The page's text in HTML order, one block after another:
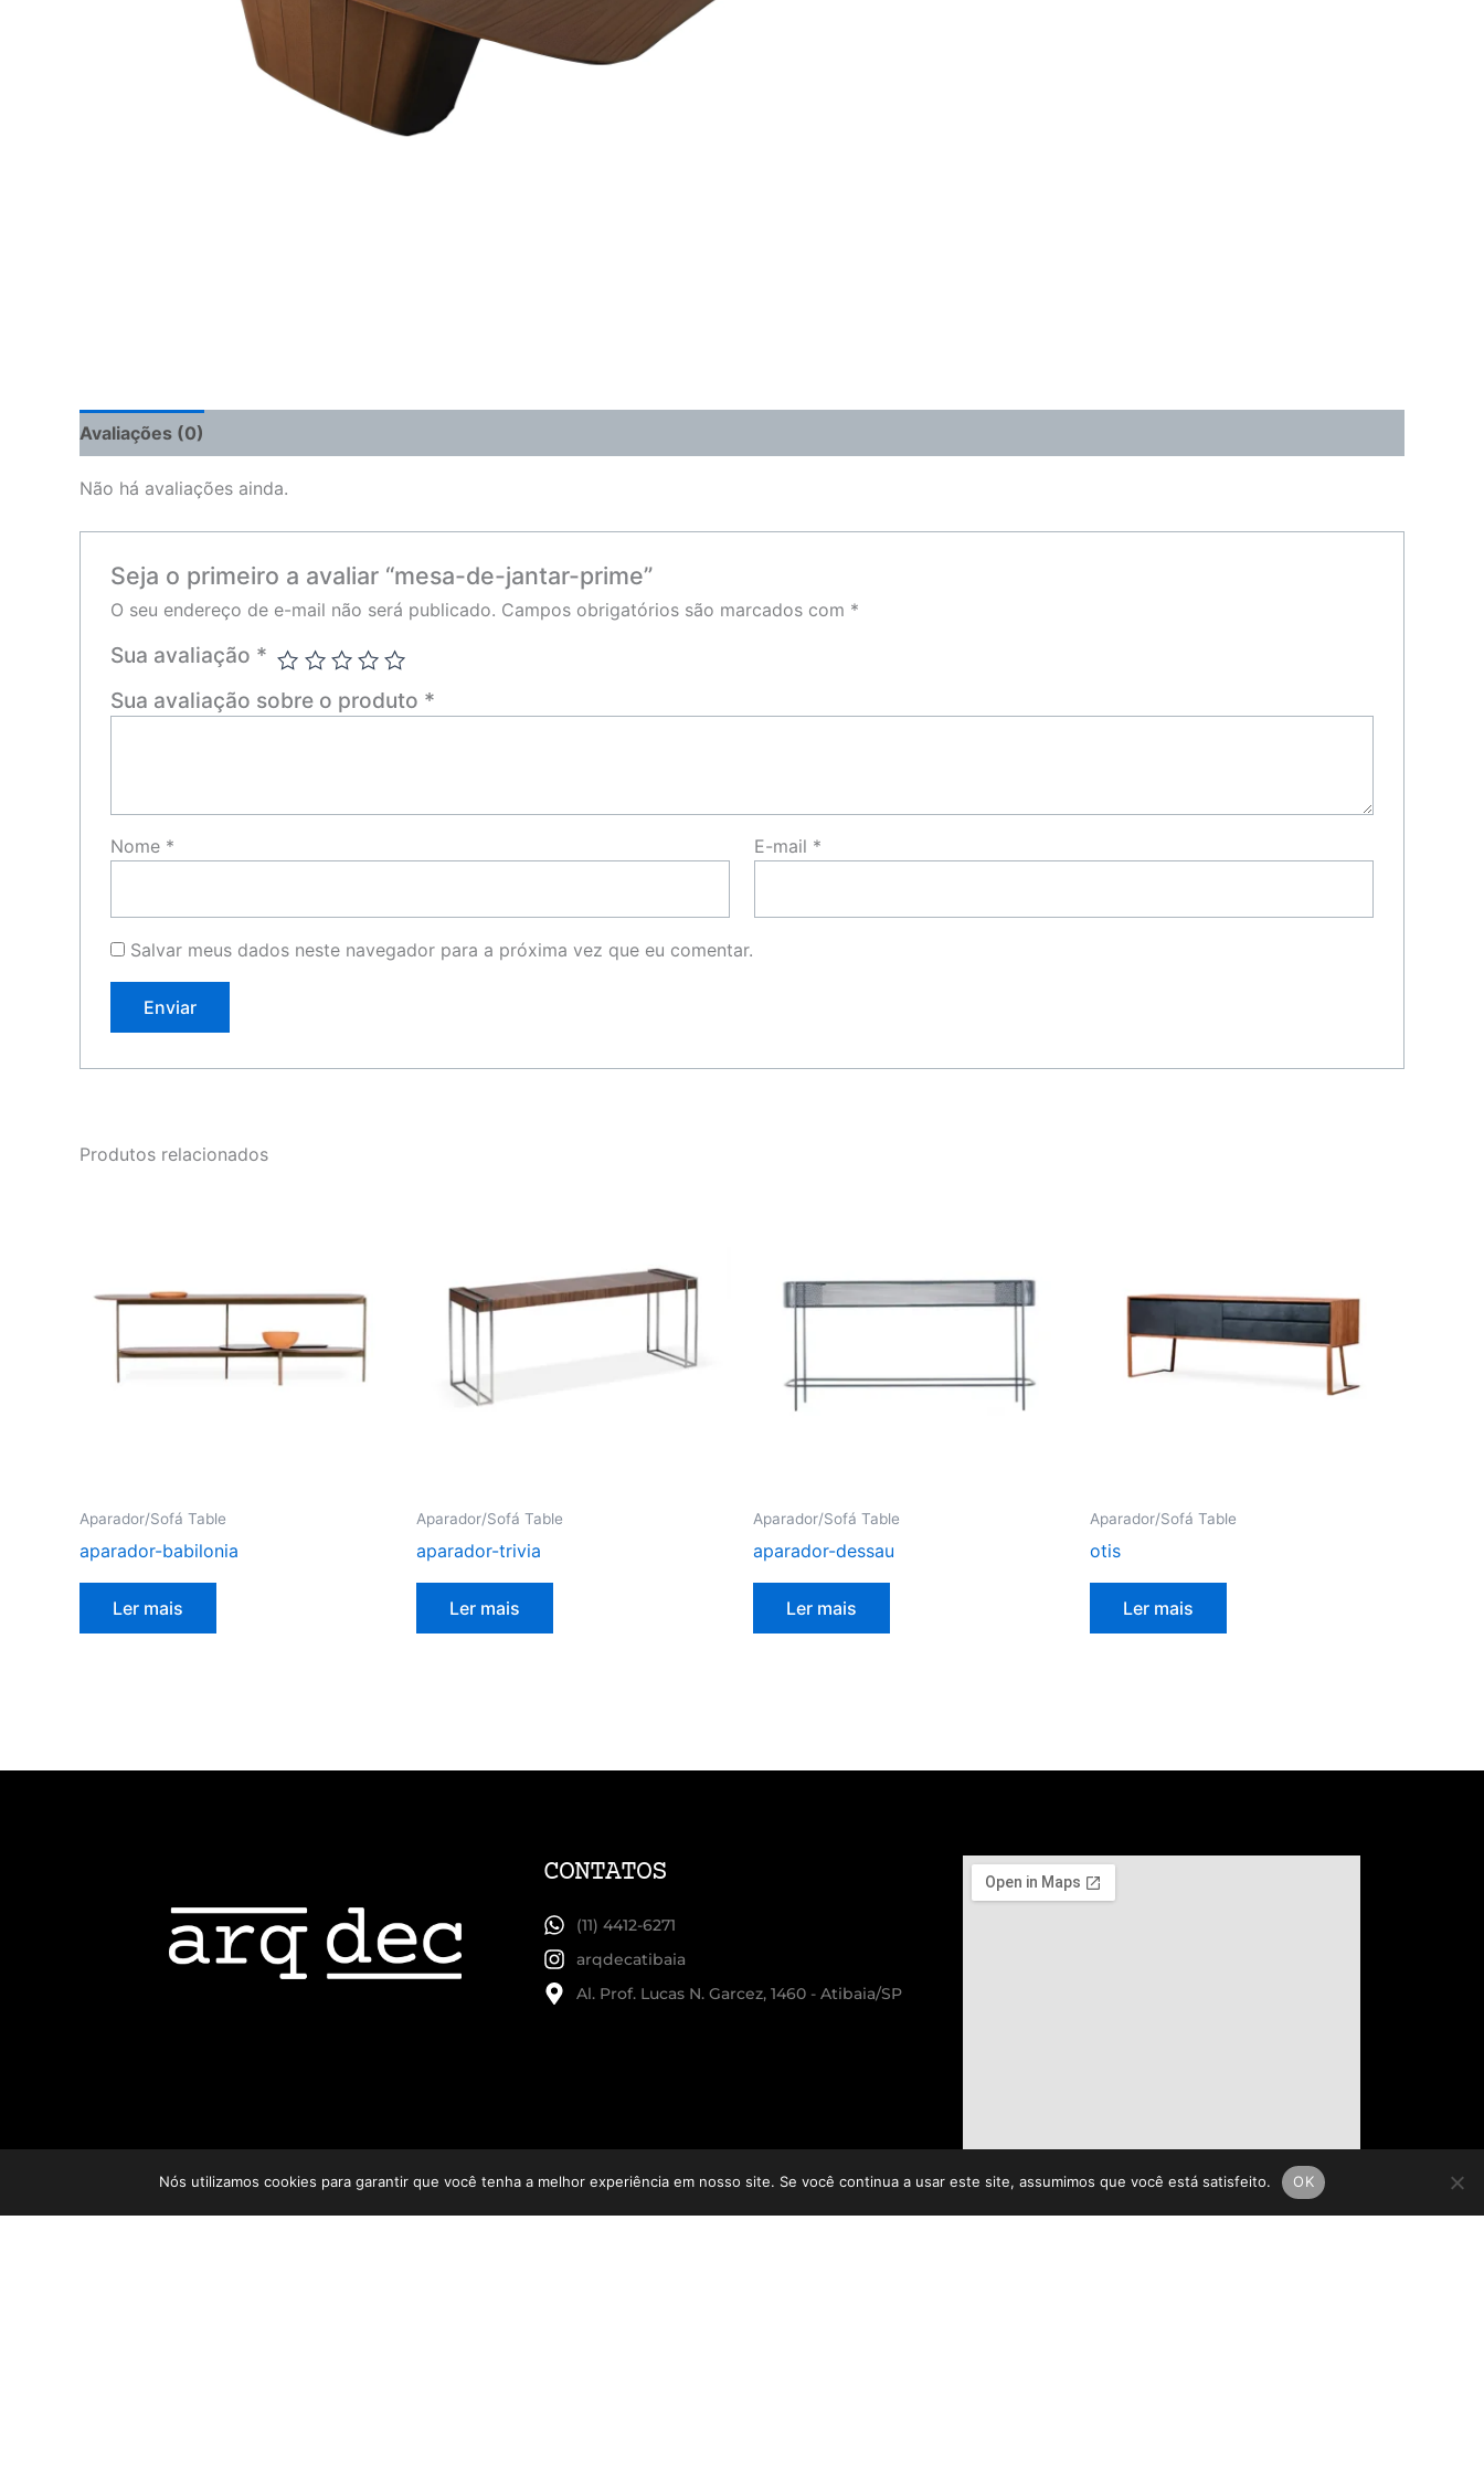
Avaliações (0)
Não há avaliações ainda.
Seja o primeiro a avaliar “mesa-de-jantar-prime”
O seu endereço de e-mail não será publicado. Campos obrigatórios são marcados com *
Sua avaliação *
Sua avaliação sobre o produto *
Nome * E-mail *
Salvar meus dados neste navegador para a próxima vez que eu comentar.
Produtos relacionados
Aparador/Sofá Table
aparador-babilonia
Ler mais
Aparador/Sofá Table
aparador-trivia
Ler mais
Aparador/Sofá Table
aparador-dessau
Ler mais
Aparador/Sofá Table
otis
Ler mais
CONTATOS
(11) 4412-6271
arqdecatibaia
Al. Prof. Lucas N. Garcez, 1460 - Atibaia/SP
Nós utilizamos cookies para garantir que você tenha a melhor experiência em nosso site. Se você continua a usar este site, assumimos que você está satisfeito. OK